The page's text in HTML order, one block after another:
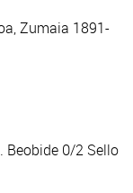
Zumaia 1891-
Beobide 0/2 Sello